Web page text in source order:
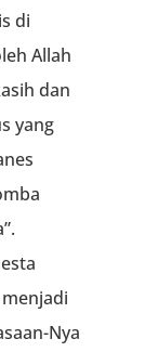
di
Allah
dan
yang
Nya